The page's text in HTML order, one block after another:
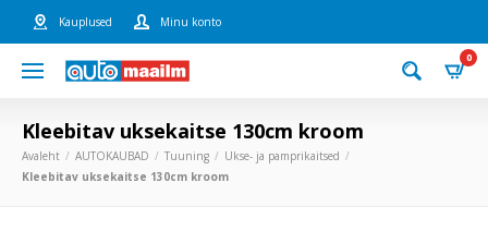
Kauplused Minu konto
0
Kleebitav uksekaitse 130cm kroom
Avaleht AUTOKAUBAD Tuuning
Ukse- ja pamprikaitsed
Kleebitav uksekaitse 130cm kroom